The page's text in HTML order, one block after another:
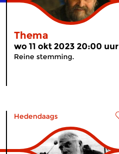
Thema
wo 11 okt 2023 20:00 uur
Reine stemming.
Hedendaags